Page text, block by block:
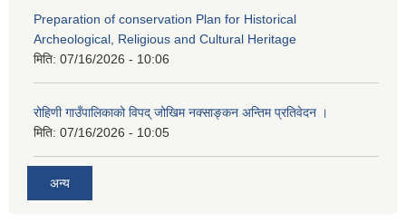
Preparation of conservation Plan for Historical
Archeological, Religious and Cultural Heritage
मिति: 07/16/2026 - 10:06
रोहिणी गाउँपालिकाको विपद् जोखिम नक्साङ्कन अन्तिम प्रतिवेदन ।
मिति: 07/16/2026 - 10:05
अन्य